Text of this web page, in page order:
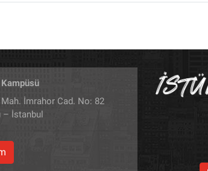
İmrahor Cad. No: 82
– İstanbul